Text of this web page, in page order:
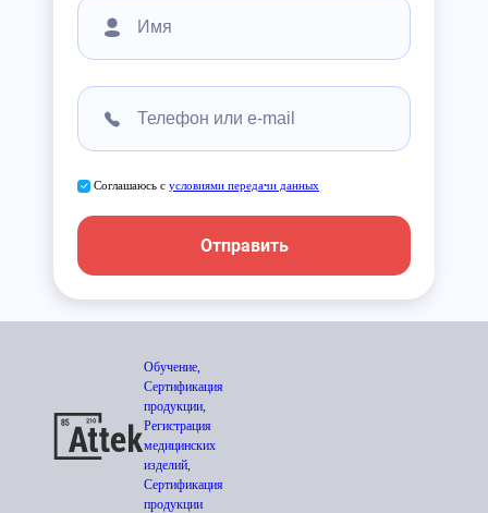
Соглашаюсь с условиями передачи данных
Отправить
Обучение,
Сертификация
продукции,
Регистрация
медицинских
изделий,
Сертификация
продукции